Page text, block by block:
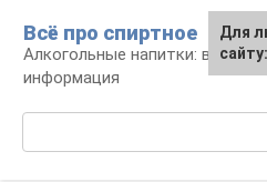
контенту
Всё про спиртное
Алкогольные напитки: виды,
информация
Для